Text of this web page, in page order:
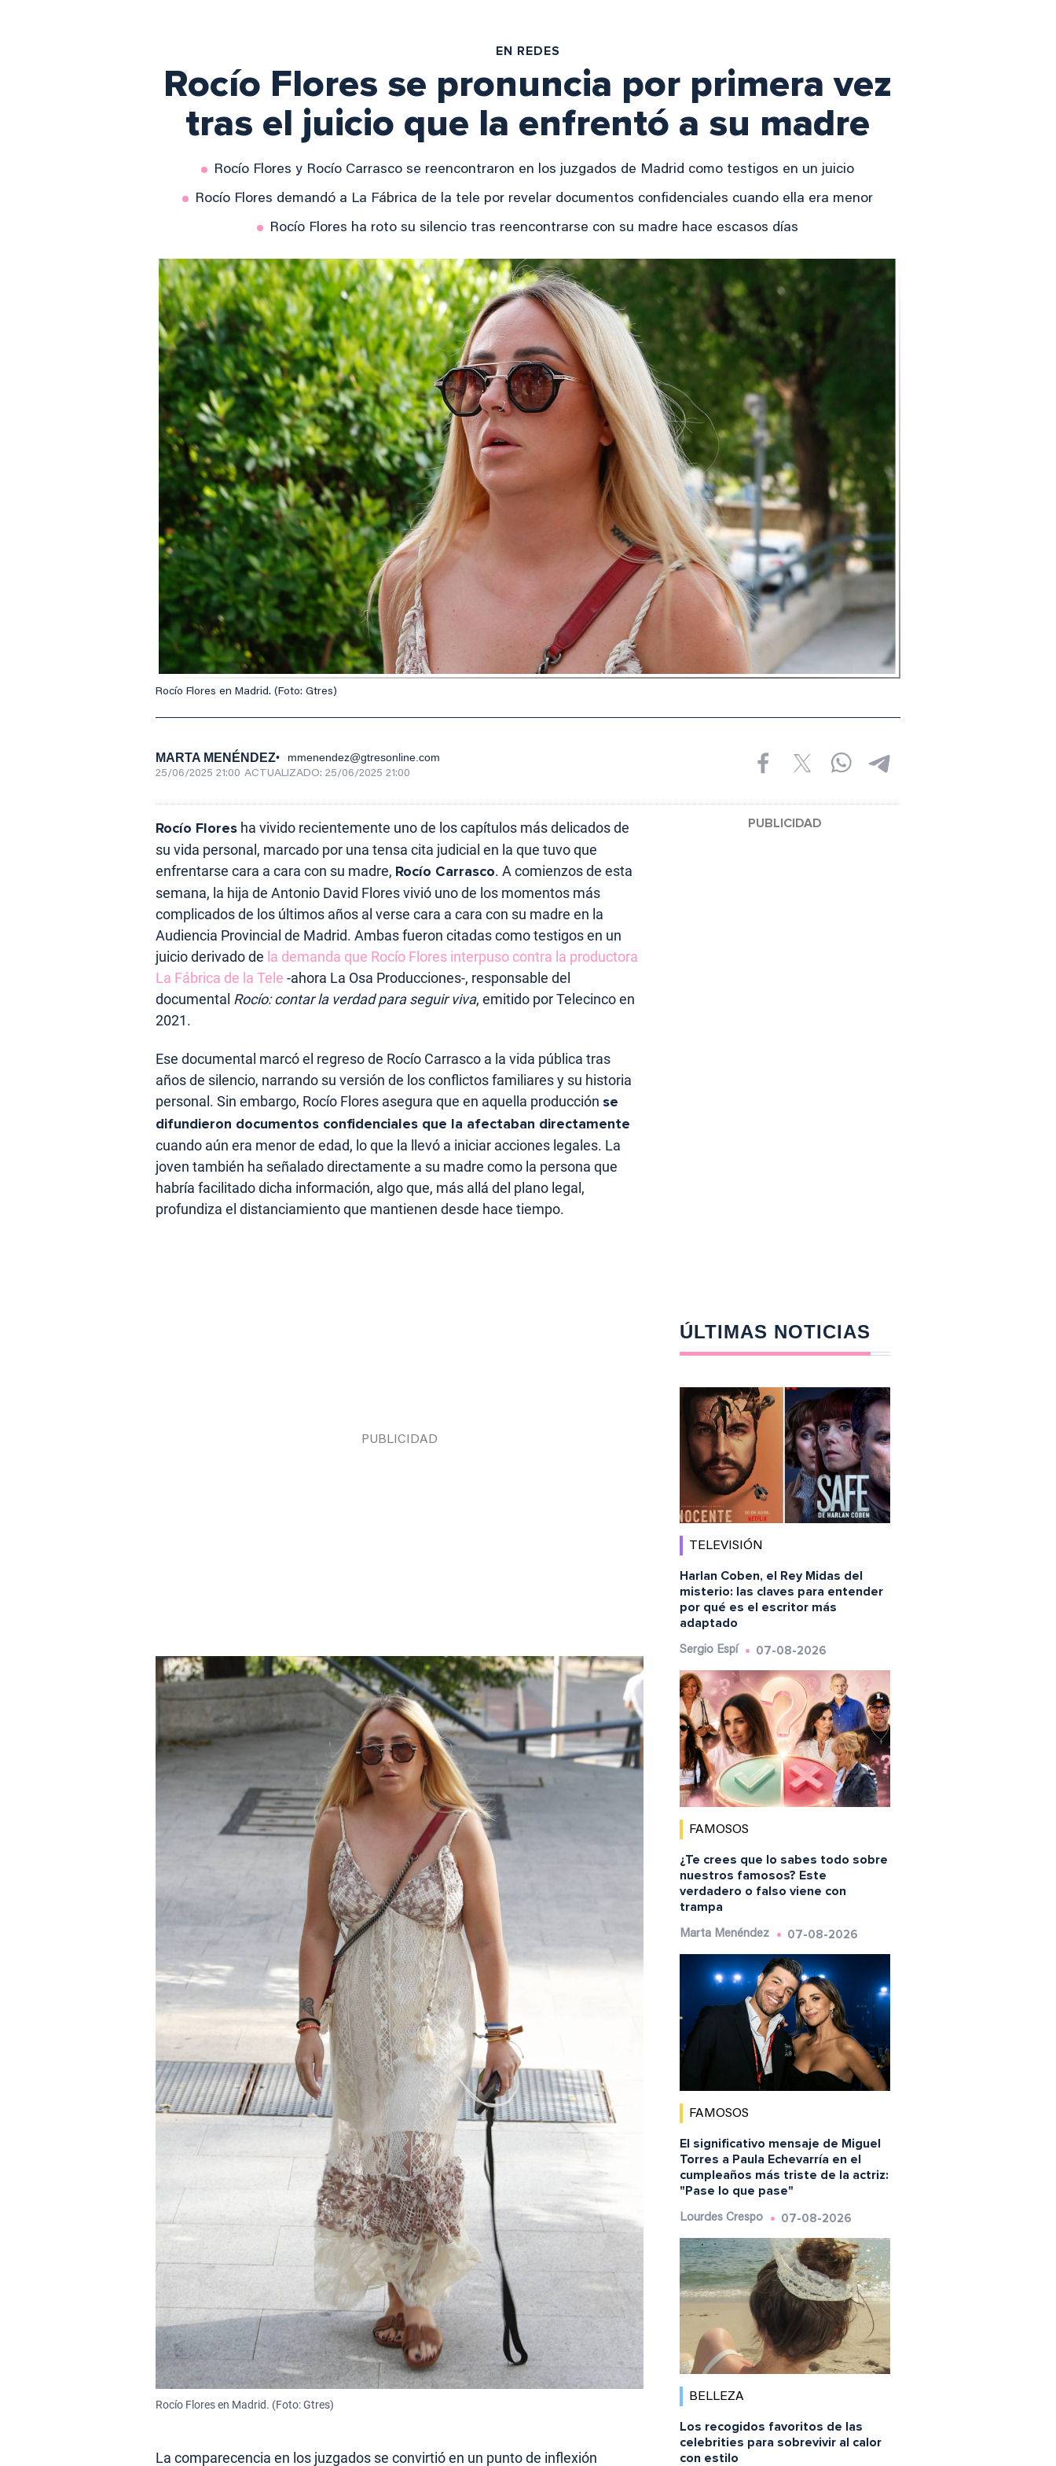
EN REDES
Rocío Flores se pronuncia por primera vez
tras el juicio que la enfrentó a su madre
Rocío Flores y Rocío Carrasco se reencontraron en los juzgados de Madrid como testigos en un juicio
Rocío Flores demandó a La Fábrica de la tele por revelar documentos confidenciales cuando ella era menor
Rocío Flores ha roto su silencio tras reencontrarse con su madre hace escasos días
Rocío Flores en Madrid. (Foto: Gtres)
MARTA MENÉNDEZ mmenendez@gtresonline.com
25/06/2025 21:00 ACTUALIZADO: 25/06/2025 21:00
Rocío Flores ha vivido recientemente uno de los capítulos más delicados de
su vida personal, marcado por una tensa cita judicial en la que tuvo que
enfrentarse cara a cara con su madre, Rocío Carrasco. A comienzos de esta
semana, la hija de Antonio David Flores vivió uno de los momentos más
complicados de los últimos años al verse cara a cara con su madre en la
Audiencia Provincial de Madrid. Ambas fueron citadas como testigos en un
juicio derivado de la demanda que Rocío Flores interpuso contra la productora
La Fábrica de la Tele -ahora La Osa Producciones-, responsable del
documental Rocío: contar la verdad para seguir viva, emitido por Telecinco en
2021.
Ese documental marcó el regreso de Rocío Carrasco a la vida pública tras
años de silencio, narrando su versión de los conflictos familiares y su historia
personal. Sin embargo, Rocío Flores asegura que en aquella producción se
difundieron documentos confidenciales que la afectaban directamente
cuando aún era menor de edad, lo que la llevó a iniciar acciones legales. La
joven también ha señalado directamente a su madre como la persona que
habría facilitado dicha información, algo que, más allá del plano legal,
profundiza el distanciamiento que mantienen desde hace tiempo.
Rocío Flores en Madrid. (Foto: Gtres)
La comparecencia en los juzgados se convirtió en un punto de inflexión
ÚLTIMAS NOTICIAS
TELEVISIÓN
Harlan Coben, el Rey Midas del
misterio: las claves para entender
por qué es el escritor más
adaptado
Sergio Espí 07-08-2026
FAMOSOS
¿Te crees que lo sabes todo sobre
nuestros famosos? Este
verdadero o falso viene con
trampa
Marta Menéndez 07-08-2026
FAMOSOS
El significativo mensaje de Miguel
Torres a Paula Echevarría en el
cumpleaños más triste de la actriz:
"Pase lo que pase"
Lourdes Crespo 07-08-2026
BELLEZA
Los recogidos favoritos de las
celebrities para sobrevivir al calor
con estilo